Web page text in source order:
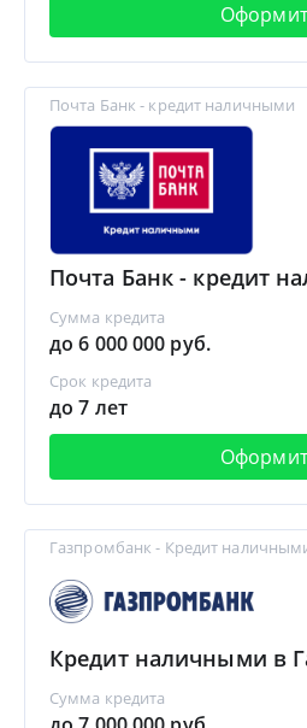
Почта Банк - кредит наличными
Почта Банк - кредит
Сумма кредита
до 6 000 000 руб.
Срок кредита
до 7 лет
Газпромбанк - Кредит
Кредит наличными в
Сумма кредита